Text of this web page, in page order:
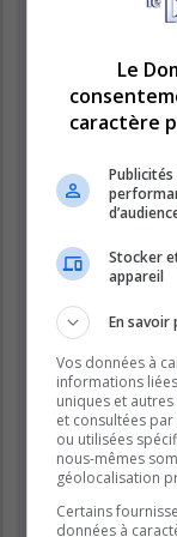
responsable des
légalement
pas utiliser et
ces conditions à
informer de ces
régulièrement par
mises à jour.
Nos forums sont
phpBB » et « phpBB
déclaré sous la «
téléchargé surle site
seul but de faciliter
en aucun cas être
d’informations
(en anglais).
Vous acceptez de ne
vulgaire,
pourrait transgresser
serveur de « LE
internationale. Si
exposez à un
Le
caractère
Stocker
appareil
En savoir
Vos données à
informations
uniques et
et consultées
ou utilisées
nous-mêmes
géolocalisation
Certains
données à